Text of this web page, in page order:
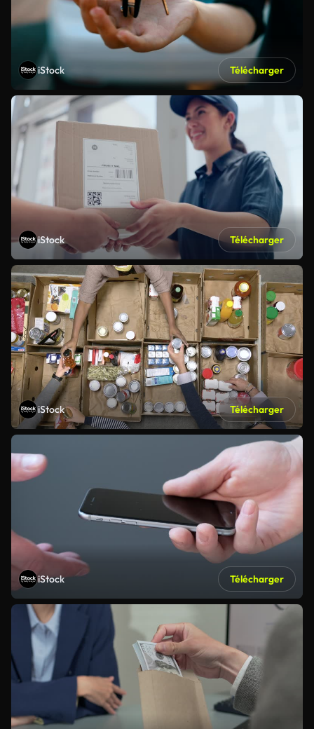
iStock Télécharger
iStock Télécharger
iStock Télécharger
iStock Télécharger